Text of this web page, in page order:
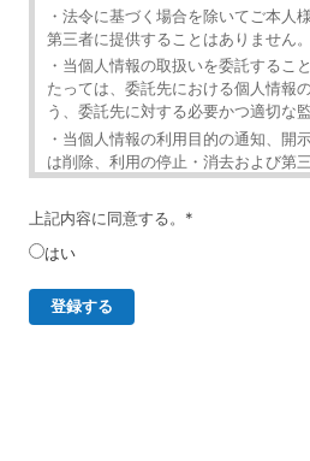
・法令に基づく場合を除いてご本人
第三者に提供することはありません。
・当個人情報の取扱いを委託するこ
たっては、委託先における個人情報
う、委託先に対する必要かつ適切な
・当個人情報の利用目的の通知、開
は削除、利用の停止・消去および第
示等」といいます。）を受け付けて
・開示等の求めは、以下の「個人情
・ご入力頂く情報の提供は任意とな
信に対応できないことがあります。
上記内容に同意する。 *
はい